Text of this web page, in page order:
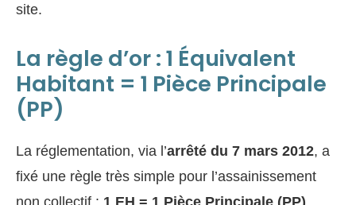
site.
La règle d’or : 1 Équivalent
Habitant = 1 Pièce Principale
(PP)
La réglementation, via l’arrêté du 7 mars 2012, a
fixé une règle très simple pour l’assainissement
non collectif : 1 EH = 1 Pièce Principale (PP)